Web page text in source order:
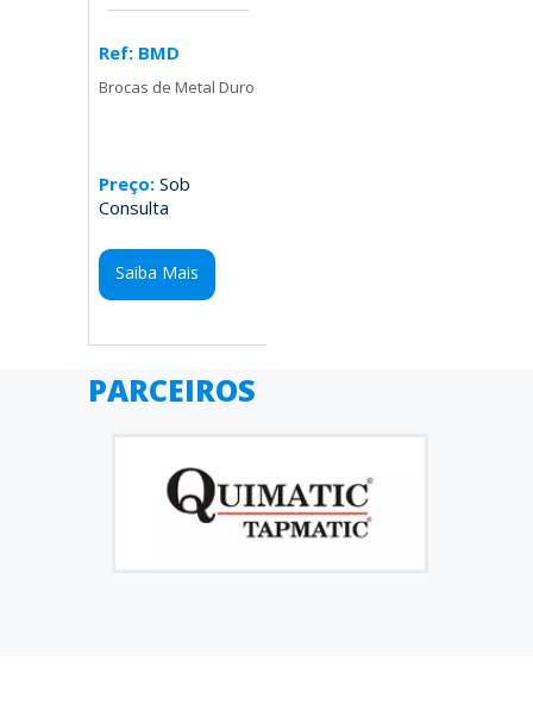
Ref: BMD
Brocas de Metal Duro
Preço: Sob
Consulta
Saiba Mais
PARCEIROS